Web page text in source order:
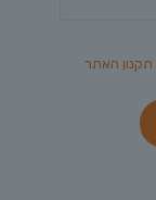
תקנון האתר